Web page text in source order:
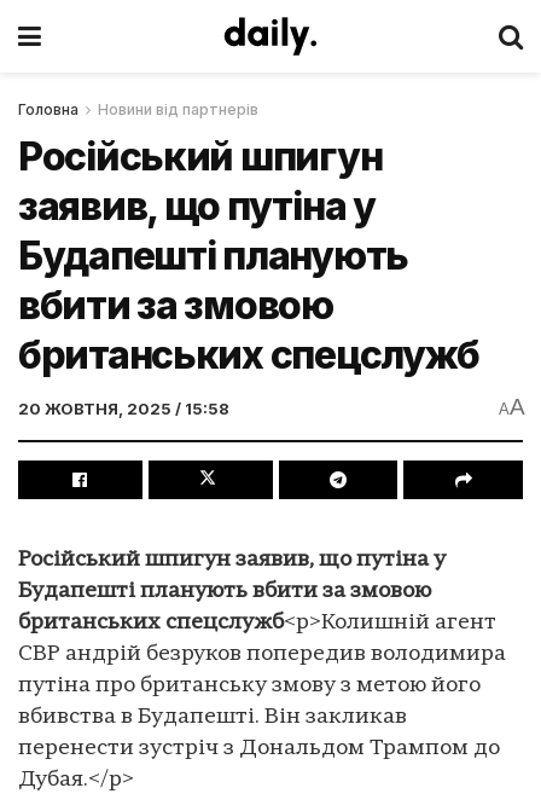
Головна Новини від партнерів
Російський шпигун
заявив, що путіна у
Будапешті планують
вбити за змовою
британських спецслужб
20 ЖОВТНЯ, 2025 / 15:58 AA
Російський шпигун заявив, що путіна у
Будапешті планують вбити за змовою
британських спецслужб<p>Колишній агент
СВР андрій безруков попередив володимира
путіна про британську змову з метою його
вбивства в Будапешті. Він закликав
перенести зустріч з Дональдом Трампом до
Дубая.</p>